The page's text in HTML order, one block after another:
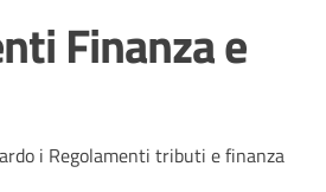
Finanza e
i Regolamenti tributi e finanza